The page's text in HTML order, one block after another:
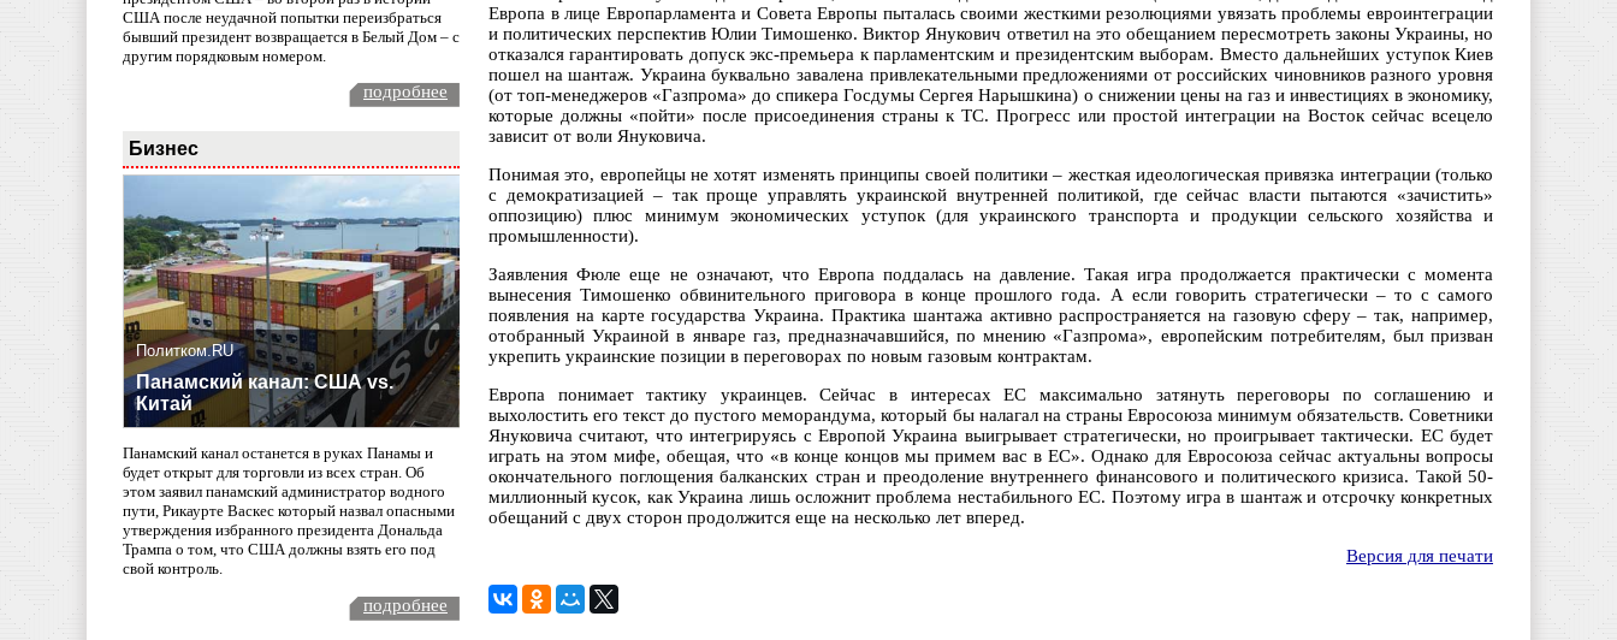
США после неудачной попытки переизбраться
бывший президент возвращается в Белый Дом – с
другим порядковым номером.
подробнее
Бизнес
Политком.RU
Панамский канал: США vs.
Китай
Панамский канал останется в руках Панамы и
будет открыт для торговли из всех стран. Об
этом заявил панамский администратор водного
пути, Рикаурте Васкес который назвал опасными
утверждения избранного президента Дональда
Трампа о том, что США должны взять его под
свой контроль.
подробнее
Европа в лице Европарламента и Совета Европы пыталась своими жесткими резолюциями увязать проблемы евроинтеграции
и политических перспектив Юлии Тимошенко. Виктор Янукович ответил на это обещанием пересмотреть законы Украины, но
отказался гарантировать допуск экс-премьера к парламентским и президентским выборам. Вместо дальнейших уступок Киев
пошел на шантаж. Украина буквально завалена привлекательными предложениями от российских чиновников разного уровня
(от топ-менеджеров «Газпрома» до спикера Госдумы Сергея Нарышкина) о снижении цены на газ и инвестициях в экономику,
которые должны «пойти» после присоединения страны к ТС. Прогресс или простой интеграции на Восток сейчас всецело
зависит от воли Януковича.
Понимая это, европейцы не хотят изменять принципы своей политики – жесткая идеологическая привязка интеграции (только
с демократизацией – так проще управлять украинской внутренней политикой, где сейчас власти пытаются «зачистить»
оппозицию) плюс минимум экономических уступок (для украинского транспорта и продукции сельского хозяйства и
промышленности).
Заявления Фюле еще не означают, что Европа поддалась на давление. Такая игра продолжается практически с момента
вынесения Тимошенко обвинительного приговора в конце прошлого года. А если говорить стратегически – то с самого
появления на карте государства Украина. Практика шантажа активно распространяется на газовую сферу – так, например,
отобранный Украиной в январе газ, предназначавшийся, по мнению «Газпрома», европейским потребителям, был призван
укрепить украинские позиции в переговорах по новым газовым контрактам.
Европа понимает тактику украинцев. Сейчас в интересах ЕС максимально затянуть переговоры по соглашению и
выхолостить его текст до пустого меморандума, который бы налагал на страны Евросоюза минимум обязательств. Советники
Януковича считают, что интегрируясь с Европой Украина выигрывает стратегически, но проигрывает тактически. ЕС будет
играть на этом мифе, обещая, что «в конце концов мы примем вас в ЕС». Однако для Евросоюза сейчас актуальны вопросы
окончательного поглощения балканских стран и преодоление внутреннего финансового и политического кризиса. Такой 50-
миллионный кусок, как Украина лишь осложнит проблема нестабильного ЕС. Поэтому игра в шантаж и отсрочку конкретных
обещаний с двух сторон продолжится еще на несколько лет вперед.
Версия для печати